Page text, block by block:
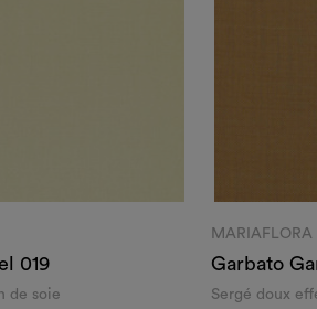
019
de soie
MARIAFLORA
Garbato
Sergé doux